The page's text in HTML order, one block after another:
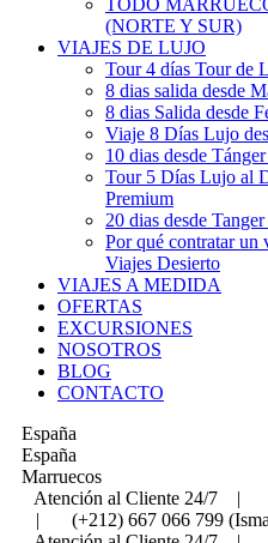
TODO
(NORTE Y SUR)
VIAJES DE LUJO
Tour 4 días Tour de
8 dias salida desde
8 dias Salida desde
Viaje 8 Días Lujo
10 dias desde
Tour 5 Días Lujo al
Premium
20 dias desde
Por qué contratar un
Viajes Desierto
VIAJES A MEDIDA
OFERTAS
EXCURSIONES
NOSOTROS
BLOG
CONTACTO
España
España
Marruecos
Atención al Cliente 24/7
|
|
(+212) 667 066 799